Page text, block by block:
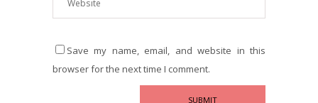
Save my name, email, and website in this
browser for the next time I comment.